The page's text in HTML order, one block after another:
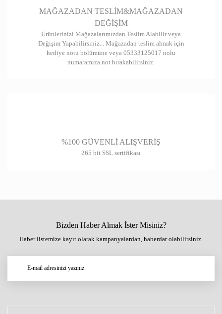
MAĞAZADAN TESLİM&MAĞAZADAN
DEĞİŞİM
Ürünlerinizi Mağazalarımızdan Teslim Alabilir veya
Değişim Yapabilirsiniz... Mağazadan teslim almak için
hediye notu bölümüne veya 05333125017 nolu
numaramıza not bırakabilirsiniz.
%100 GÜVENLİ ALIŞVERİŞ
265 bit SSL sertifikası
Bizden Haber Almak İster Misiniz?
Haber listemize kayıt olarak kampanyalardan, haberdar olabilirsiniz.